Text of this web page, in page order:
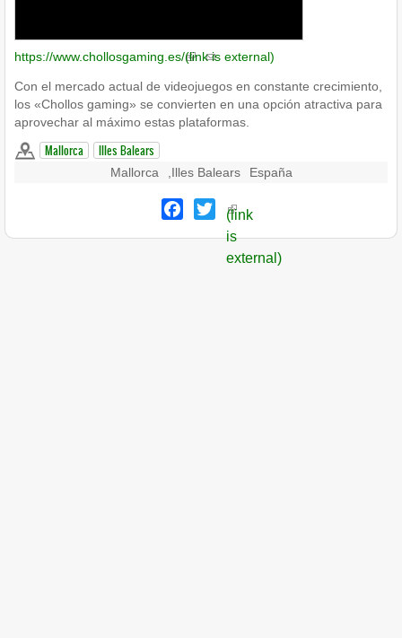
https://www.chollosgaming.es/(link is external)
Con el mercado actual de videojuegos en constante crecimiento,
los «Chollos gaming» se convierten en una opción atractiva para
aprovechar al máximo estas plataformas.
Mallorca Illes Balears
Mallorca Illes Balears España
Facebook
Twitter
(link
is
external)